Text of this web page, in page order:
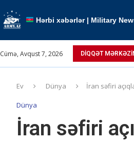
Hərbi xəbərlər | Military
Cümə, Avqust 7, 2026 DIQQƏT
Ev Dünya İran səfiri
Dünya
İran səfiri